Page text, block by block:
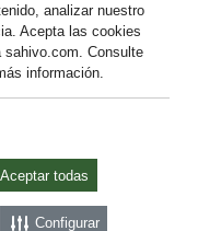
de datosanalizar nuestro
Acepta las cookies
sahivo.com. Consulte
información.
Aceptar todas
Configurar